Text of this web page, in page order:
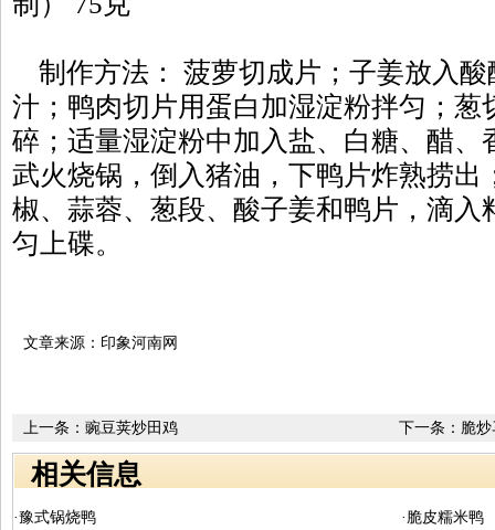
制作方法： 菠萝切成片；子姜放入
汁；鸭肉切片用蛋白加湿淀粉拌匀；葱
碎；适量湿淀粉中加入盐、白糖、醋、
武火烧锅，倒入猪油，下鸭片炸熟捞出
椒、蒜蓉、葱段、酸子姜和鸭片，滴入
匀上碟。
文章来源：印象河南网
下一条： 脆
上一条： 豌豆荚炒田鸡
相关信息
·豫式锅烧鸭
·脆皮糯米鸭